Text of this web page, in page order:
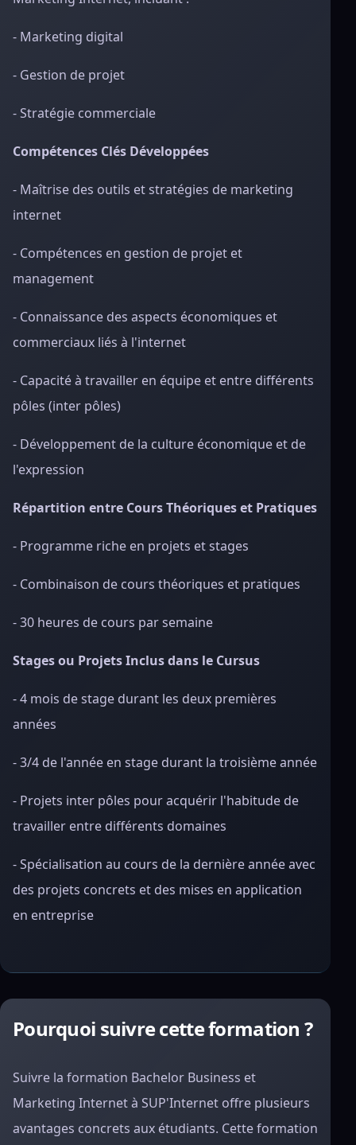
- Marketing digital
- Gestion de projet
- Stratégie commerciale
Compétences Clés Développées
- Maîtrise des outils et stratégies de marketing
internet
- Compétences en gestion de projet et
management
- Connaissance des aspects économiques et
commerciaux liés à l'internet
- Capacité à travailler en équipe et entre différents
pôles (inter pôles)
- Développement de la culture économique et de
l'expression
Répartition entre Cours Théoriques et Pratiques
- Programme riche en projets et stages
- Combinaison de cours théoriques et pratiques
- 30 heures de cours par semaine
Stages ou Projets Inclus dans le Cursus
- 4 mois de stage durant les deux premières
années
- 3/4 de l'année en stage durant la troisième année
- Projets inter pôles pour acquérir l'habitude de
travailler entre différents domaines
- Spécialisation au cours de la dernière année avec
des projets concrets et des mises en application
en entreprise
Pourquoi suivre cette formation ?
Suivre la formation Bachelor Business et
Marketing Internet à SUP'Internet offre plusieurs
avantages concrets aux étudiants. Cette formation